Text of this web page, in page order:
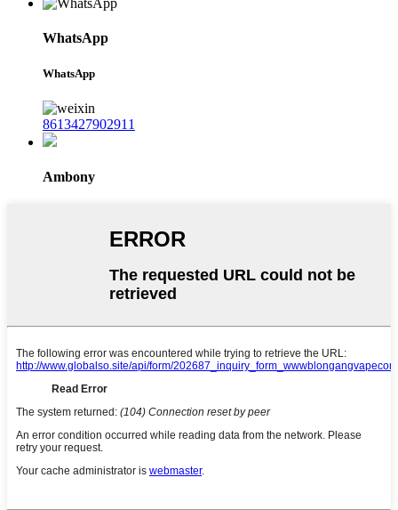
WhatsApp
WhatsApp
8613427902911
Ambony